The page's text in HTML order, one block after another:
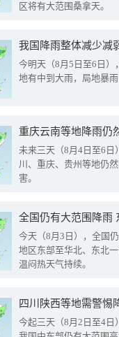
区将有大范围桑拿天。
我国降雨整体减少减
今明天（8月5日至6日）
地有中到大雨，局地暴
重庆云南等地降雨仍
未来三天（8月4日至6日
川、重庆、贵州等地仍
害。
全国仍有大范围降雨
今天（8月3日），全国
地区东部至华北、东北
温闷热天气持续。
今起三天（8月2日至4日